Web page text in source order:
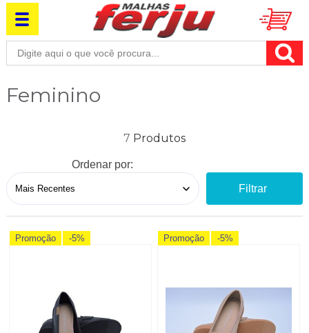
Feminino
7
Ordenar por:
Filtrar
Promoção -5% Promoção -5%